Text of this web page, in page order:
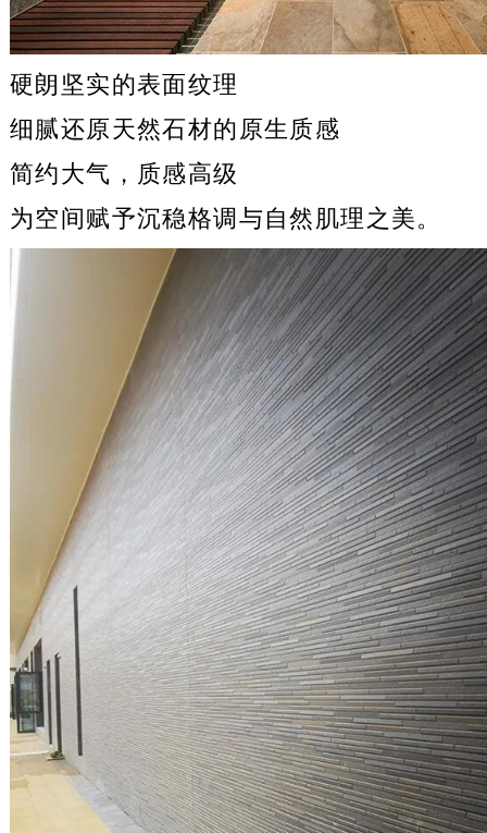
硬朗坚实的表面纹理
细腻还原天然石材的原生质感
简约大气，质感高级
为空间赋予沉稳格调与自然肌理之美。